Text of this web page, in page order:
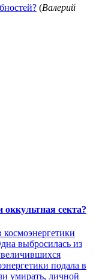
(Валерий
секта?
выбросилась из
подала в
умирать, личной